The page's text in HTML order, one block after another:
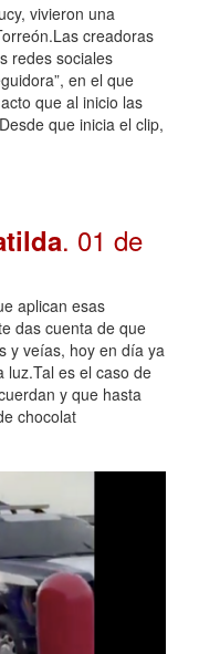
vivieron una
creadoras
redes sociales
en el que
que al inicio las
que inicia el clip,
. 01 de
aplican esas
das cuenta de que
y veías, hoy en día ya
luz.Tal es el caso de
y que hasta
chocolat